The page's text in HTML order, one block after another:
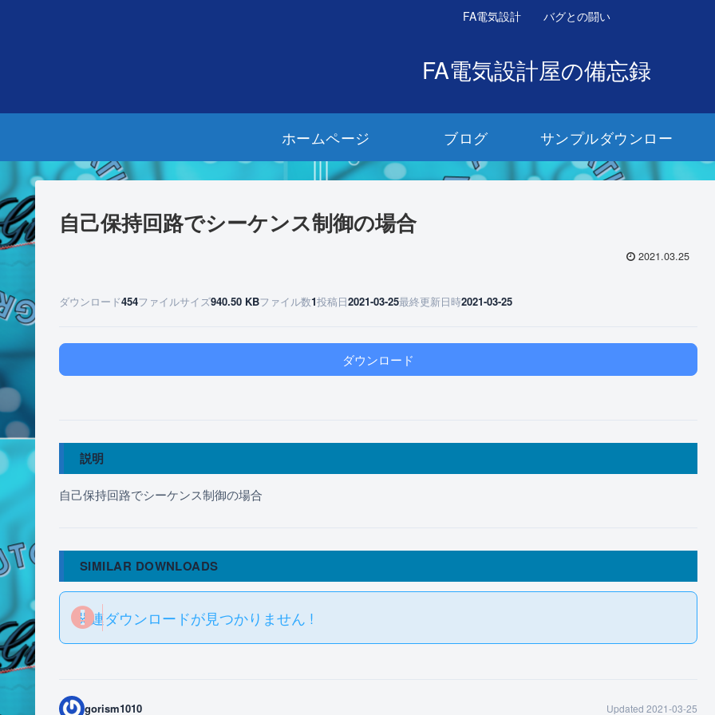
FA電気設計 バグとの闘い
FA電気設計屋の備忘録
ホームページ ブログ サンプルダウンロー
ド
自己保持回路でシーケンス制御の場合
2021.03.25
ダウンロード454ファイルサイズ940.50 KBファイル数1投稿日2021-03-25最終更新日時2021-03-25
ダウンロード
説明
自己保持回路でシーケンス制御の場合
SIMILAR DOWNLOADS
関連ダウンロードが見つかりません !
gorism1010 Updated 2021-03-25